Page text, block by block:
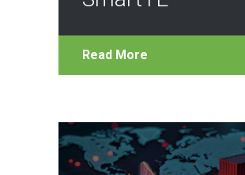
Read More